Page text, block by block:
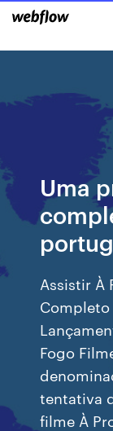
Uma
Assistir À
Fogo
tentativa
filme À